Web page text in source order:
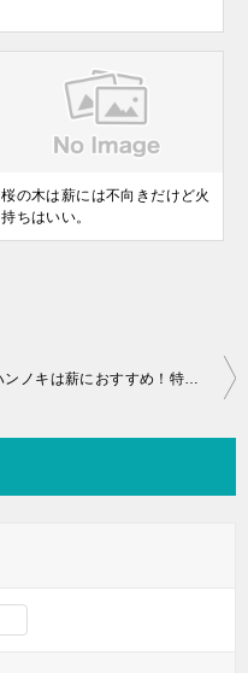
桜の木は薪には不向きだけど火
持ちはいい。
ハンノキは薪におすすめ！特徴は？キャンプにいいかも！